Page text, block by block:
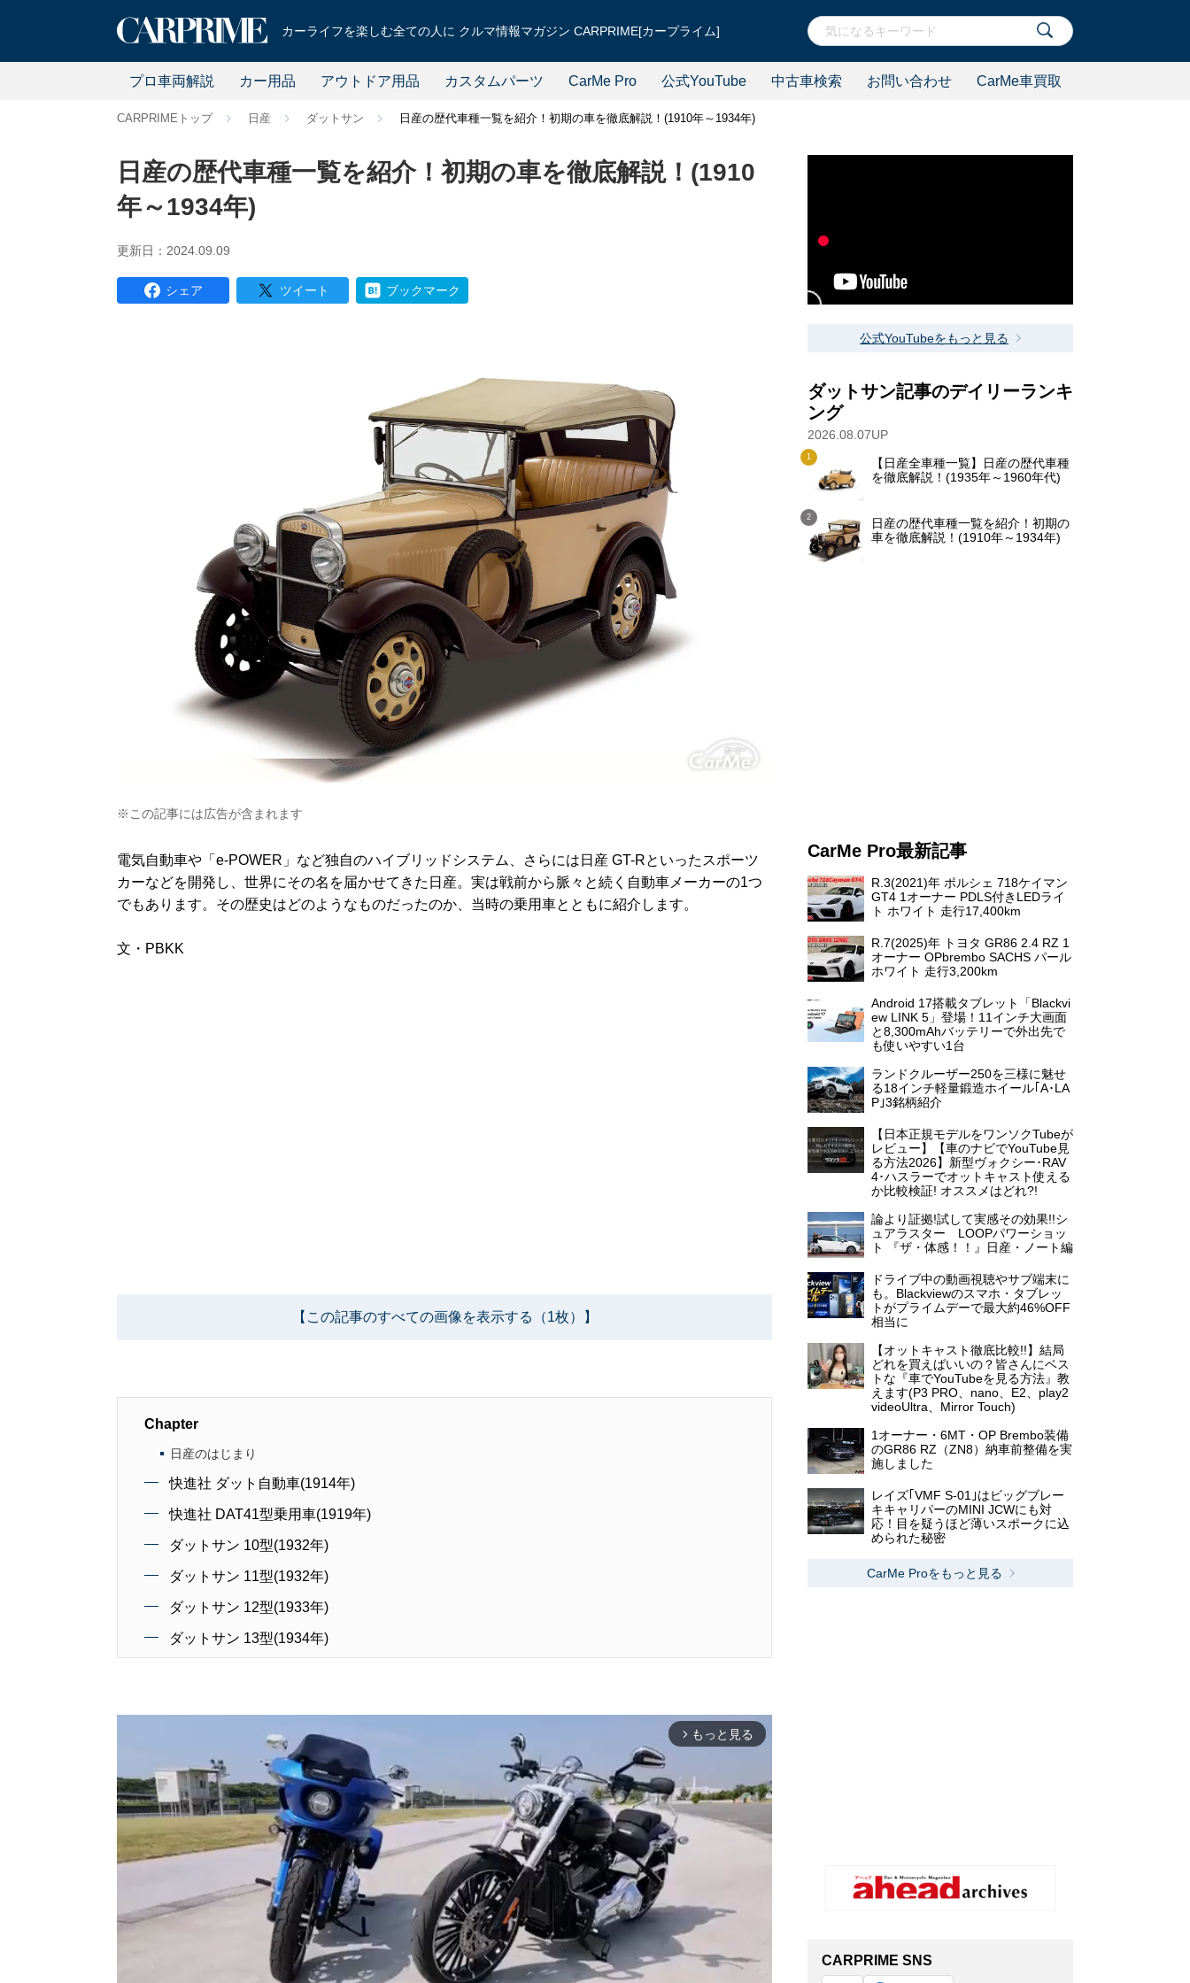
カーライフを楽しむ全ての人に クルマ情報マガジン CARPRIME[カープライム]
プロ車両解説 カー用品 アウトドア用品 カスタムパーツ CarMe Pro 公式YouTube 中古車検索 お問い合わせ CarMe車買取
CARPRIMEトップ 日産 ダットサン 日産の歴代車種一覧を紹介！初期の車を徹底解説！(1910年～1934年)
日産の歴代車種一覧を紹介！初期の車を徹底解説！(1910
年～1934年)
更新日：2024.09.09
シェア ツイート ブックマーク
※この記事には広告が含まれます
電気自動車や「e-POWER」など独自のハイブリッドシステム、さらには日産 GT-Rといったスポーツ
カーなどを開発し、世界にその名を届かせてきた日産。実は戦前から脈々と続く自動車メーカーの1つ
でもあります。その歴史はどのようなものだったのか、当時の乗用車とともに紹介します。
文・PBKK
【この記事のすべての画像を表示する（1枚）】
Chapter
日産のはじまり
快進社 ダット自動車(1914年)
快進社 DAT41型乗用車(1919年)
ダットサン 10型(1932年)
ダットサン 11型(1932年)
ダットサン 12型(1933年)
ダットサン 13型(1934年)
arrow_forward_ios もっと見る
公式YouTubeをもっと見る
ダットサン記事のデイリーランキ
ング
2026.08.07UP
【日産全車種一覧】日産の歴代車種
を徹底解説！(1935年～1960年代)
日産の歴代車種一覧を紹介！初期の
車を徹底解説！(1910年～1934年)
CarMe Pro最新記事
R.3(2021)年 ポルシェ 718ケイマン
GT4 1オーナー PDLS付きLEDライ
ト ホワイト 走行17,400km
R.7(2025)年 トヨタ GR86 2.4 RZ 1
オーナー OPbrembo SACHS パール
ホワイト 走行3,200km
Android 17搭載タブレット「Blackvi
ew LINK 5」登場！11インチ大画面
と8,300mAhバッテリーで外出先で
も使いやすい1台
ランドクルーザー250を三様に魅せ
る18インチ軽量鍛造ホイール｢A･LA
P｣3銘柄紹介
【日本正規モデルをワンソクTubeが
レビュー】【車のナビでYouTube見
る方法2026】新型ヴォクシー･RAV
4･ハスラーでオットキャスト使える
か比較検証! オススメはどれ?!
論より証拠!試して実感その効果!!シ
ュアラスター LOOPパワーショッ
ト 『ザ・体感！！』日産・ノート編
ドライブ中の動画視聴やサブ端末に
も。Blackviewのスマホ・タブレッ
トがプライムデーで最大約46%OFF
相当に
【オットキャスト徹底比較!!】結局
どれを買えばいいの？皆さんにベス
トな『車でYouTubeを見る方法』教
えます(P3 PRO、nano、E2、play2
videoUltra、Mirror Touch)
1オーナー・6MT・OP Brembo装備
のGR86 RZ（ZN8）納車前整備を実
施しました
レイズ｢VMF S-01｣はビッグブレー
キキャリパーのMINI JCWにも対
応！目を疑うほど薄いスポークに込
められた秘密
CarMe Proをもっと見る
CARPRIME SNS